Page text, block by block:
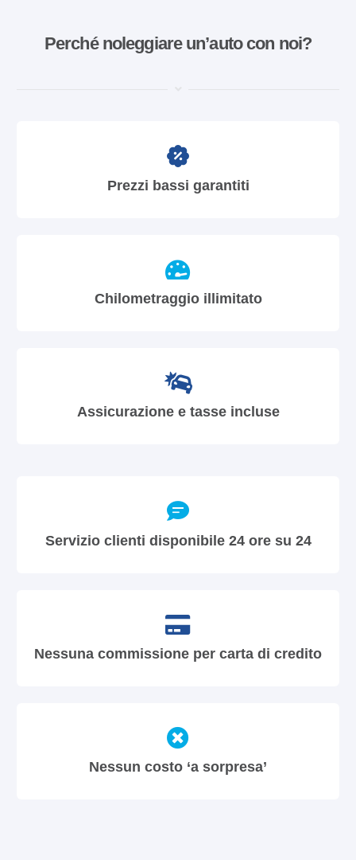
Perché noleggiare un’auto con noi?
Prezzi bassi garantiti
Chilometraggio illimitato
Assicurazione e tasse incluse
Servizio clienti disponibile 24 ore su 24
Nessuna commissione per carta di credito
Nessun costo ‘a sorpresa’